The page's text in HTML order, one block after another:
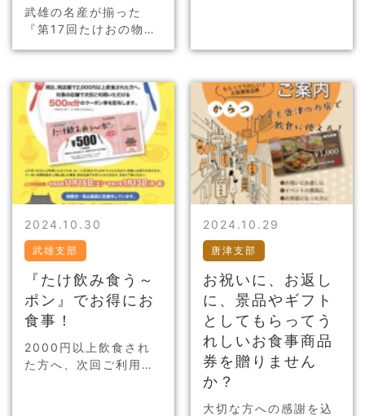
武雄の名産が揃った
『第17回たけおの物産
（日）に開催です♪ 皆
様のお越しをお待ちし
ております。
2024.10.30
武雄支部
『たけ飲み食う～
ポン』でお得にお
食事！
2000円以上飲食され
た方へ、次回ご利用い
2024.10.29
唐津支部
お祝いに、お返し
に、景品やギフト
としてもらってう
れしいお食事商品
券を贈りません
か？
大切な方への感謝を込